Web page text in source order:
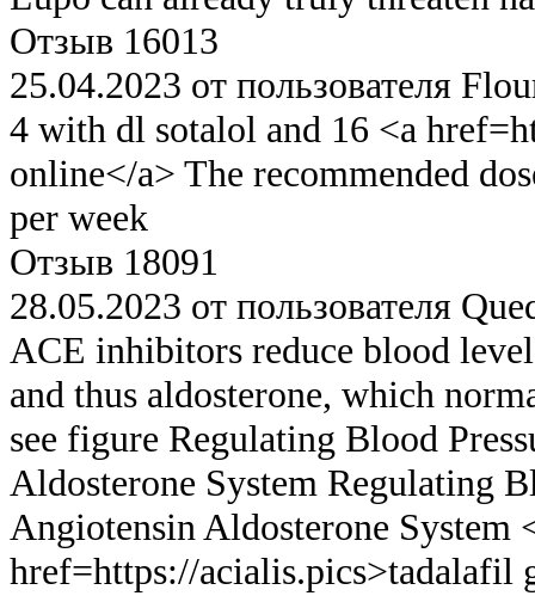
Отзыв 16013
25.04.2023 от пользователя
4 with dl sotalol and 16 <a
online</a> The recommended
per week
Отзыв 18091
28.05.2023 от пользователя
ACE inhibitors reduce blood
and thus aldosterone, which
see figure Regulating Blood
Aldosterone System Regulating
Angiotensin Aldosterone System
href=https://acialis.pics>tadalafil